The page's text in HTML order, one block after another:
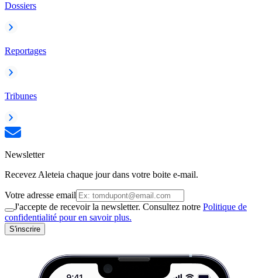
Dossiers
Reportages
Tribunes
Newsletter
Recevez Aleteia chaque jour dans votre boite e-mail.
Votre adresse email
J'accepte de recevoir la newsletter. Consultez notre Politique de
confidentialité pour en savoir plus.
S'inscrire